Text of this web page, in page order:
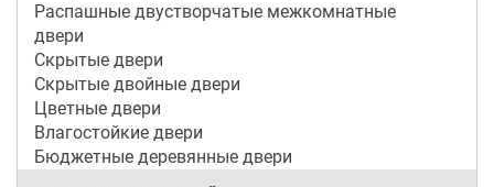
Распашные двустворчатые межкомнатные
двери
Скрытые двери
Скрытые двойные двери
Цветные двери
Влагостойкие двери
Бюджетные деревянные двери